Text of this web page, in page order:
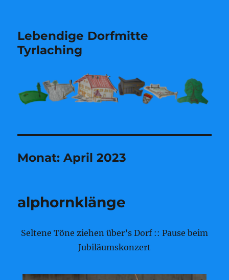
Lebendige Dorfmitte
Tyrlaching
Monat:April 2023
alphornklänge
Seltene Töne ziehen über’s Dorf :: Pause beim
Jubiläumskonzert